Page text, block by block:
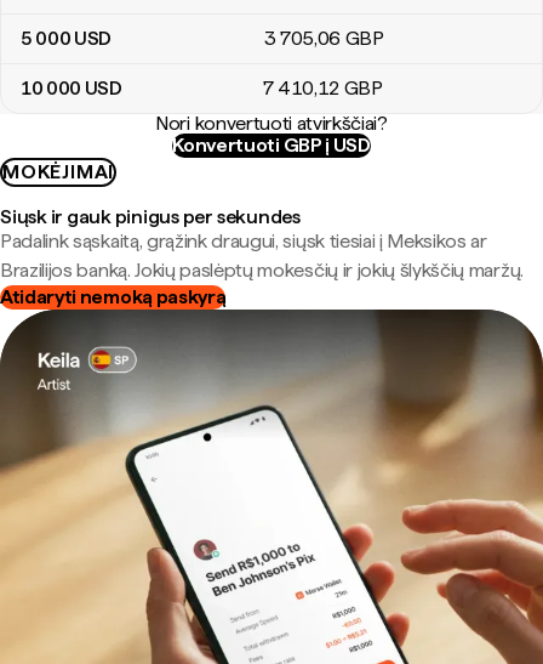
5 000 USD 3 705,06 GBP
10 000 USD 7 410,12 GBP
Nori konvertuoti atvirkščiai?
Konvertuoti GBP į USD
MOKĖJIMAI
Siųsk ir gauk pinigus per sekundes
Padalink sąskaitą, grąžink draugui, siųsk tiesiai į Meksikos ar
Brazilijos banką. Jokių paslėptų mokesčių ir jokių šlykščių maržų.
Atidaryti nemoką paskyrą